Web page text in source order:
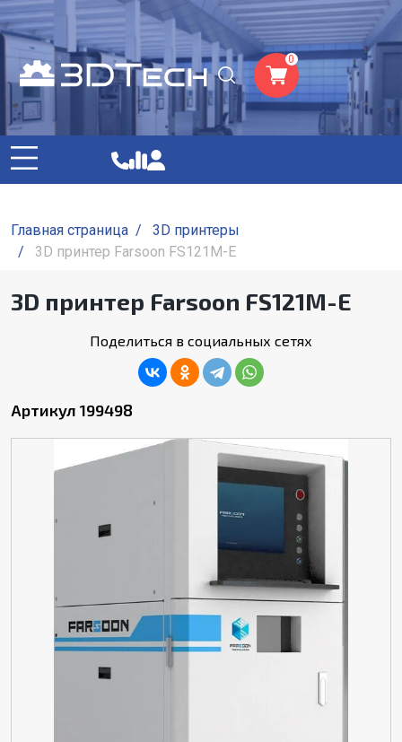
0
Главная страница /
3D принтеры
/
3D принтер Farsoon FS121M-E
3D принтер Farsoon FS121M-E
Поделиться в социальных сетях
Артикул 199498